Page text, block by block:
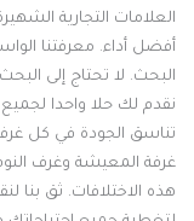
التجارية
أداء. معرفتنا الواسعة
لا تحتاج إلى
لك حلا واحدا لجميع
الجودة في كل غرف
المعيشة وغرف النوم
الاختلافات. ثق بنا